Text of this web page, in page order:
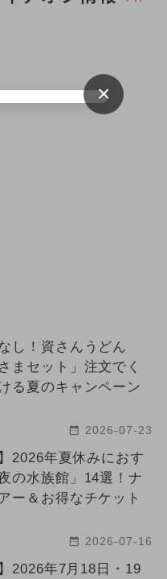
し！資さんうどん
まセット」注文でく
る夏のキャンペーン
2026-07-23
2026年夏休みにおす
の水族館」14選！ナ
ー＆お得なチケット
2026-07-16
2026年7月18日・19
×